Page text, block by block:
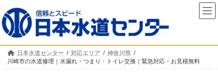
ン
テ
ン
へ
ビ
ゲ
ー
ョ
日本水道センター 対応エリア
神奈川県
川崎市の水道修理｜水漏れ・つまり・トイレ交換｜緊急対応・お見積無料